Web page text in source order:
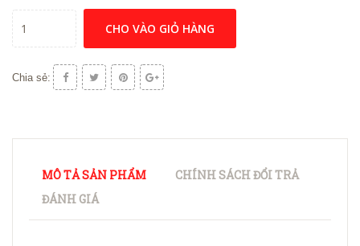
CHO VÀO GIỎ HÀNG
Chia sẻ:
MÔ TẢ SẢN PHẨM
CHÍNH SÁCH ĐỔI TRẢ
ĐÁNH GIÁ